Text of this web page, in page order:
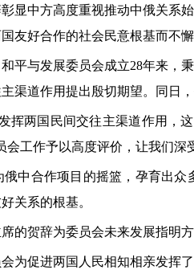
显中方高度重视推动中俄关系
友好合作的社会民意根基而不
平与发展委员会成立28年来，
渠道作用提出殷切期望。同日
挥两国民间交往主渠道作用，
工作予以高度评价，让我们
中合作项目的摇篮，孕育出
关系的根基。
的贺辞为委员会未来发展指明
为促进两国人民相知相亲发挥